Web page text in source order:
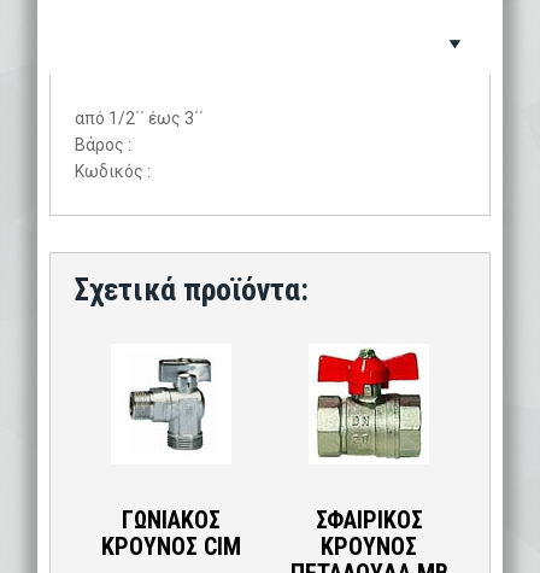
από 1/2΄΄ έως 3΄΄
Βάρος :
Κωδικός :
ΓΩΝΙΑΚΟΣ
ΚΡΟΥΝΟΣ CIM
ΣΦΑΙΡΙΚΟΣ
ΚΡΟΥΝΟΣ